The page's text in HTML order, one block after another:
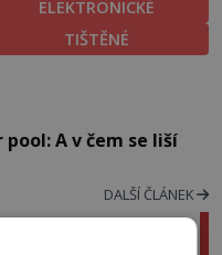
ELEKTRONICKÉ
TIŠTĚNÉ
A v čem se liší
DALŠÍ ČLÁNEK
Tyhle včelky mají